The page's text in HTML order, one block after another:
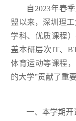
自2023年春
盟以来，深圳理
学科、优质课程
盖本研层次IT、
体育运动等课程
的大学”贡献了重
一、本学期开